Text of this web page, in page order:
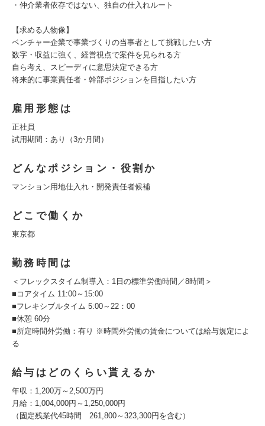
・仲介業者依存ではない、独自の仕入れルート
【求める人物像】
ベンチャー企業で事業づくりの当事者として挑戦したい方
数字・収益に強く、経営視点で案件を見られる方
自ら考え、スピーディに意思決定できる方
将来的に事業責任者・幹部ポジションを目指したい方
雇用形態は
正社員
試用期間：あり（3か月間）
どんなポジション・役割か
マンション用地仕入れ・開発責任者候補
どこで働くか
東京都
勤務時間は
＜フレックスタイム制導入：1日の標準労働時間／8時間＞
■コアタイム 11:00～15:00
■フレキシブルタイム 5:00～22：00
■休憩 60分
■所定時間外労働：有り ※時間外労働の賃金については給与規定によ
る
給与はどのくらい貰えるか
年収：1,200万～2,500万円
月給：1,004,000円～1,250,000円
（固定残業代45時間 261,800～323,300円を含む）